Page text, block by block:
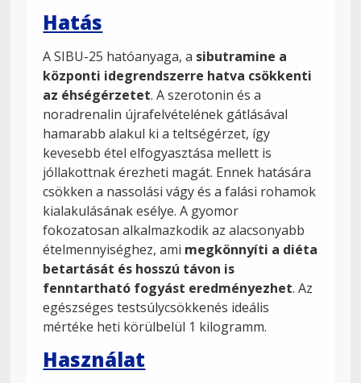
Hatás
A SIBU-25 hatóanyaga, a sibutramine a
központi idegrendszerre hatva csökkenti
az éhségérzetet. A szerotonin és a
noradrenalin újrafelvételének gátlásával
hamarabb alakul ki a teltségérzet, így
kevesebb étel elfogyasztása mellett is
jóllakottnak érezheti magát. Ennek hatására
csökken a nassolási vágy és a falási rohamok
kialakulásának esélye. A gyomor
fokozatosan alkalmazkodik az alacsonyabb
ételmennyiséghez, ami megkönnyíti a diéta
betartását és hosszú távon is
fenntartható fogyást eredményezhet. Az
egészséges testsúlycsökkenés ideális
mértéke heti körülbelül 1 kilogramm.
Használat